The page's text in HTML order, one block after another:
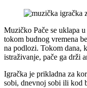
Muzičko Pače se uklapa
tokom budnog vremena
na podlozi. Tokom dana,
istraživanje, pače ga drži
Igračka je prikladna za
sobi, dnevnoj sobi ili kod